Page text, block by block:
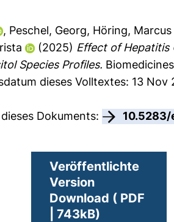
, Peschel, Georg, Höring, Marcus
(2025) Effect of Hepatitis
Species Profiles.
dieses Volltextes: 13 Nov
Dokuments:
10.5283/
Veröffentlichte
Version
Download ( PDF
| 743kB)